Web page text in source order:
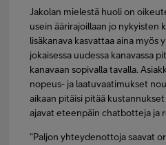
Jakolan mielestä huoli on
usein äärirajoillaan jo nykyisten
lisäkanava kasvattaa aina myös
jokaisessa uudessa kanavassa
kanavaan sopivalla tavalla.
nopeus- ja laatuvaatimukset
aikaan pitäisi pitää
ajavat eteenpäin chatbotteja ja
”Paljon yhteydenottoja saavat